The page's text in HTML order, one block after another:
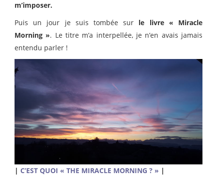
m’imposer.
Puis un jour je suis tombée sur le livre « Miracle
Morning ». Le titre m’a interpellée, je n’en avais jamais
entendu parler !
| C’EST QUOI « THE MIRACLE MORNING ? » |